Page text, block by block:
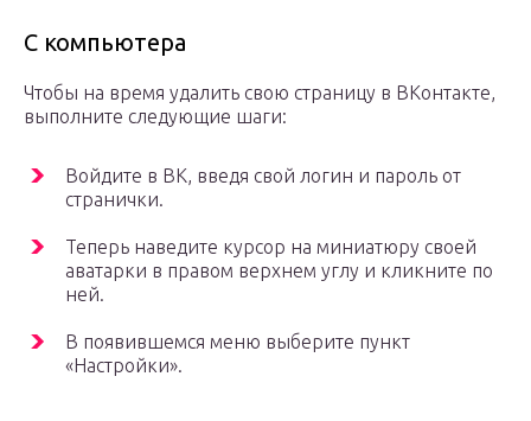
С компьютера
Чтобы на время удалить свою страницу в ВКонтакте,
выполните следующие шаги:
Войдите в ВК, введя свой логин и пароль от
странички.
Теперь наведите курсор на миниатюру своей
аватарки в правом верхнем углу и кликните по
ней.
В появившемся меню выберите пункт
«Настройки».